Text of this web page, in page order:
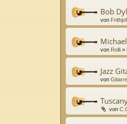
Bob
von Frithjof
von Rolli »
Jazz
von
von